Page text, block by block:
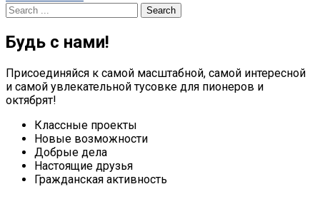
navigation
Search
for:
Будь с нами!
Присоединяйся к самой масштабной, самой интересной
и самой увлекательной тусовке для пионеров и
октябрят!
Классные проекты
Новые возможности
Добрые дела
Настоящие друзья
Гражданская активность